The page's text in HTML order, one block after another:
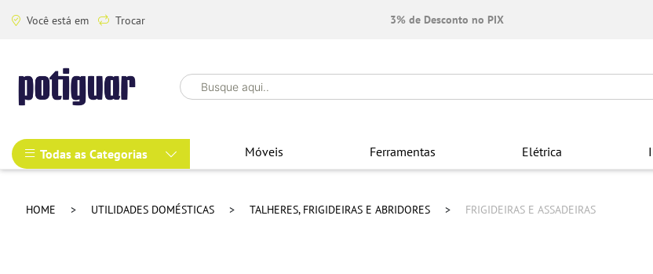
Você está em Trocar 3% de Desconto no PIX
Todas as Categorias Móveis Ferramentas Elétrica
HOME UTILIDADES DOMÉSTICAS TALHERES, FRIGIDEIRAS E ABRIDORES FRIGIDEIRAS E ASSADEIRAS